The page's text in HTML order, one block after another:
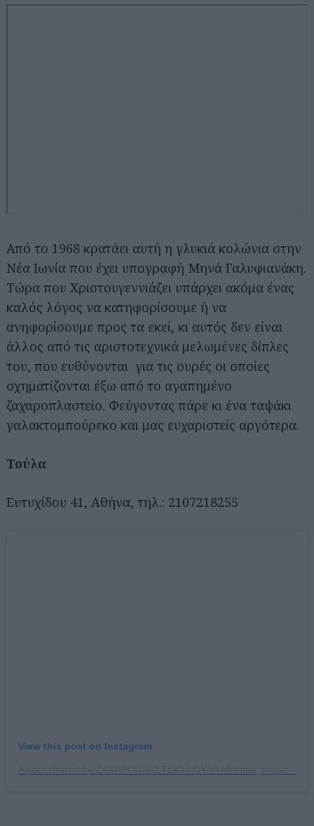
Από το 1968 κρατάει αυτή η γλυκιά κολώνια στην
Νέα Ιωνία που έχει υπογραφή Μηνά Γαλυφιανάκη.
Τώρα που Χριστουγεννιάζει υπάρχει ακόμα ένας
καλός λόγος να κατηφορίσουμε ή να
ανηφορίσουμε προς τα εκεί, κι αυτός δεν είναι
άλλος από τις αριστοτεχνικά μελωμένες δίπλες
του, που ευθύνονται για τις ουρές οι οποίες
σχηματίζονται έξω από το αγαπημένο
ζαχαροπλαστείο. Φεύγοντας πάρε κι ένα ταψάκι
γαλακτομπούρεκο και μας ευχαριστείς αργότερα.
Τούλα
Ευτυχίδου 41, Αθήνα, τηλ.: 2107218255
View this post on Instagram